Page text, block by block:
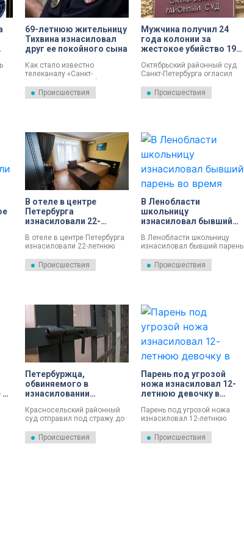
69-летнюю жительницу
Тихвина изнасиловал
друг ее покойного сына
Как стало известно
телеканалу «Санкт-
Петербург», 23 октября в
отделение полиции по
Тихвинскому району
местную жительницу.
Происшествия
Мужчина получил 24
года колонии за
жестокое убийство 19-
центре Петербурга и
еще два преступления
Октябрьский районный суд
Санкт-Петербурга огласил
Сагалаеву по статье
«Убийство».
Происшествия
В отеле в центре
Петербурга
изнасиловали 22-
В отеле в центре Петербурга
изнасиловали 22-летнюю
детали произошедшего.
Происшествия
В Ленобласти
школьницу
изнасиловал бывший
прогулки
В Ленобласти школьницу
изнасиловал бывший парень
задержали.
Происшествия
Петербуржца,
обвиняемого в
изнасиловании
отправили в СИЗО
Красносельский районный
суд отправил под стражу до
обвиняемого в
изнасиловании пенсионерки
Происшествия
Парень под угрозой
ножа изнасиловал 12-
летнюю девочку в
Добровольцев
Парень под угрозой ножа
изнасиловал 12-летнюю
улице Добровольцев. Его
ищут.
Происшествия